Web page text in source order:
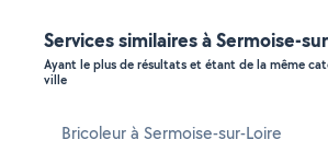
Services similaires à Sermoise-
Ayant le plus de résultats et étant de la même
ville
Bricoleur à Sermoise-sur-Loire